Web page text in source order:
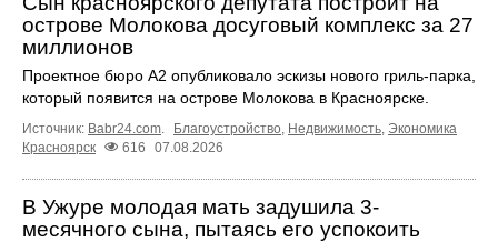
острове Молокова досуговый комплекс за 27
миллионов
Проектное бюро А2 опубликовало эскизы нового гриль-парка,
который появится на острове Молокова в Красноярске.
Источник: Babr24.com. Благоустройство, Недвижимость, Экономика
Красноярск
616 07.08.2026
В Ужуре молодая мать задушила 3-
месячного сына, пытаясь его успокоить